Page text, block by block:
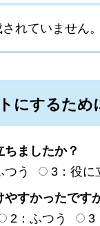
れていません。
にするた
ましたか？
つう
3：役に
すかったです
2：ふつう 3